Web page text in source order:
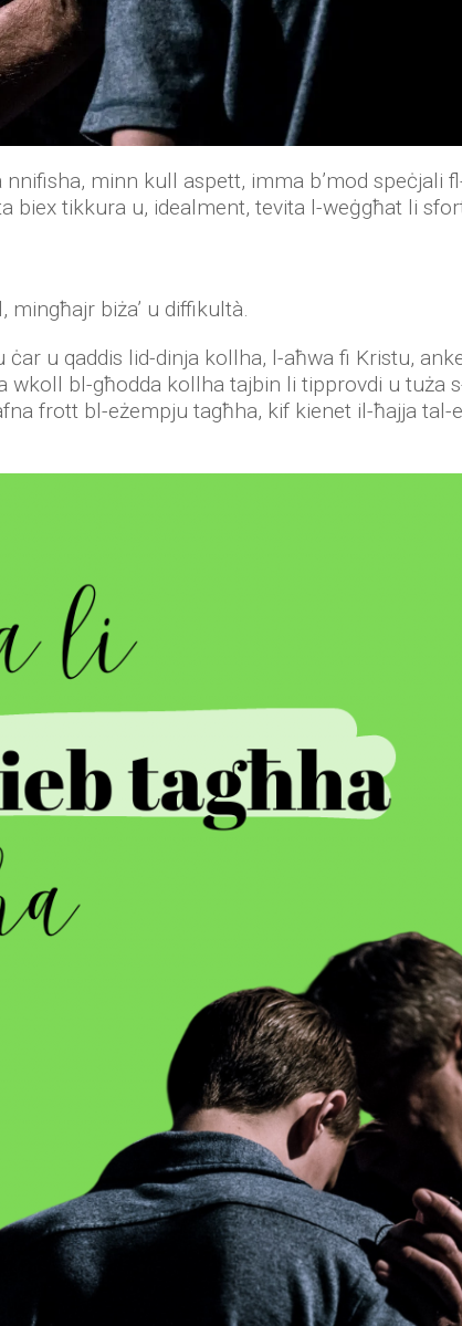
minn kull aspett, imma b’mod speċjali
biex tikkura u, idealment, tevita l-weġgħat li
biża’ u diffikultà.
ċar u qaddis lid-dinja kollha, l-aħwa fi Kristu,
wkoll bl-għodda kollha tajbin li tipprovdi u tuża
frott bl-eżempju tagħha, kif kienet il-ħajja